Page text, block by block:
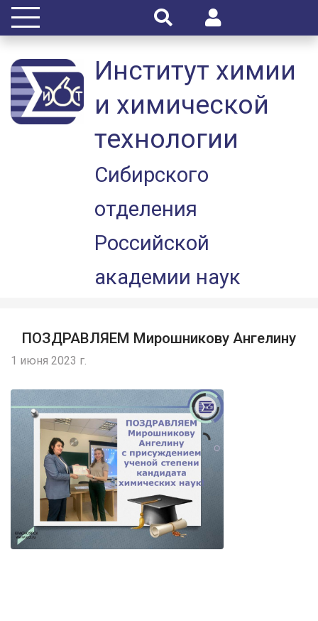
Институт химии
и химической
технологии
Сибирского
отделения
Российской
академии наук
ПОЗДРАВЛЯЕМ Мирошникову Ангелину
1 июня 2023 г.